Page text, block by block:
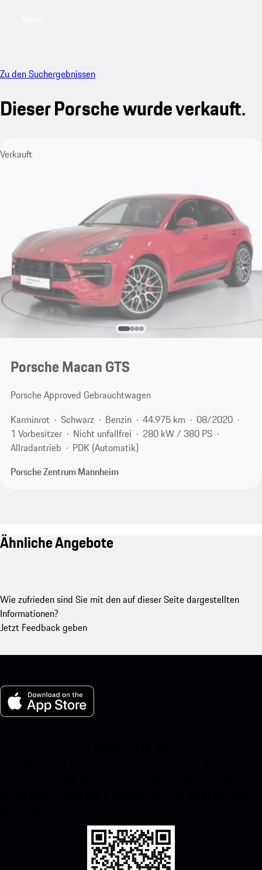
Zu den Suchergebnissen
Dieser Porsche wurde verkauft.
Verkauft
Porsche Macan GTS
Porsche Approved Gebrauchtwagen
Karminrot
Schwarz Benzin 44.975 km
08/2020
1 Vorbesitzer
Nicht unfallfrei
280 kW / 380 PS
Allradantrieb
PDK (Automatik)
Porsche Zentrum Mannheim
Ähnliche Angebote
Wie zufrieden sind Sie mit den auf dieser Seite dargestellten
Informationen?
Jetzt Feedback geben